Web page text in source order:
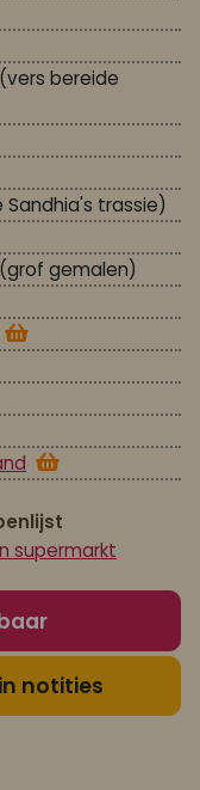
(vers bereide
trassie)
(grof gemalen)
supermarkt
notities